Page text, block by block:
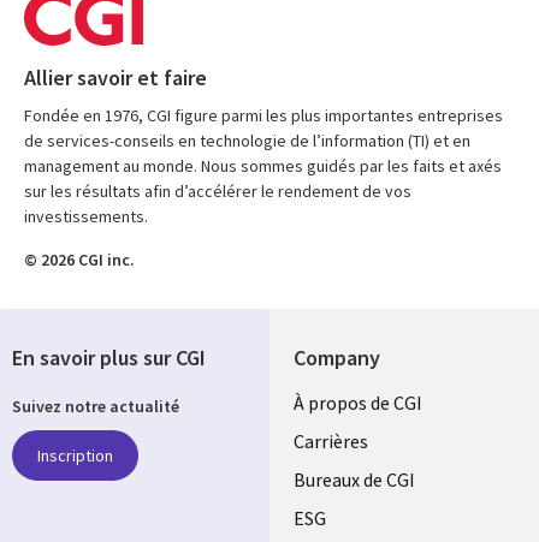
Allier savoir et faire
Fondée en 1976, CGI figure parmi les plus importantes entreprises
de services-conseils en technologie de l’information (TI) et en
management au monde. Nous sommes guidés par les faits et axés
sur les résultats afin d’accélérer le rendement de vos
investissements.
© 2026 CGI inc.
Company
Useful
links
CANADA
FR
À propos de CGI
Carrières
Bureaux de CGI
ESG
En savoir plus sur CGI
Suivez notre actualité
Inscription